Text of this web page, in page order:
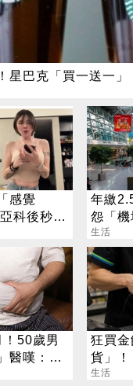
星巴克「買一送一
感覺
科後秒翻
年繳
怨「
票人共
生活
50歲男
醫嘆：無
狂買金
貨」
39萬
生活